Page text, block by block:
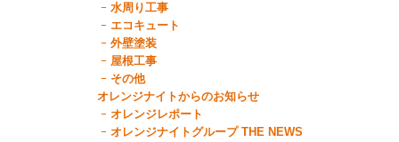
水周り工事
エコキュート
外壁塗装
屋根工事
その他
オレンジナイトからのお知らせ
オレンジレポート
オレンジナイトグループ THE NEWS